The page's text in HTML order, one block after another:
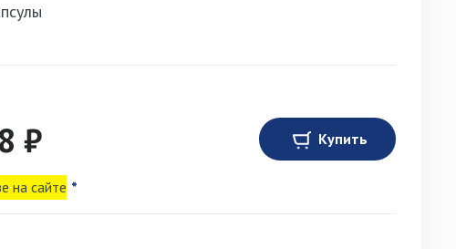
₽ Купить
на сайте *